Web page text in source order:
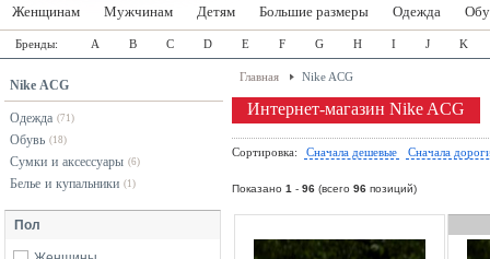
Женщинам Мужчинам Детям Большие размеры Одежда
Бренды: A B C D E F G H I J K
Nike ACG
Одежда (71)
Обувь (18)
Сумки и аксессуары (6)
Белье и купальники (1)
Пол
Главная Nike ACG
Интернет-магазин Nike ACG
Сортировка: Сначала дешевые Сначала
Показано 1 - 96 (всего 96 позиций)